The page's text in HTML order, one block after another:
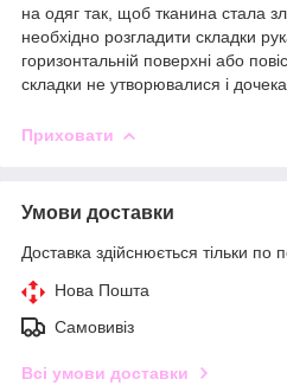
на одяг так, щоб тканина стала
необхідно розгладити складки
горизонтальній поверхні або
складки не утворювалися і
Приховати
Умови доставки
Доставка здійснюється тільки по
Нова Пошта
Самовивіз
Всі умови доставки